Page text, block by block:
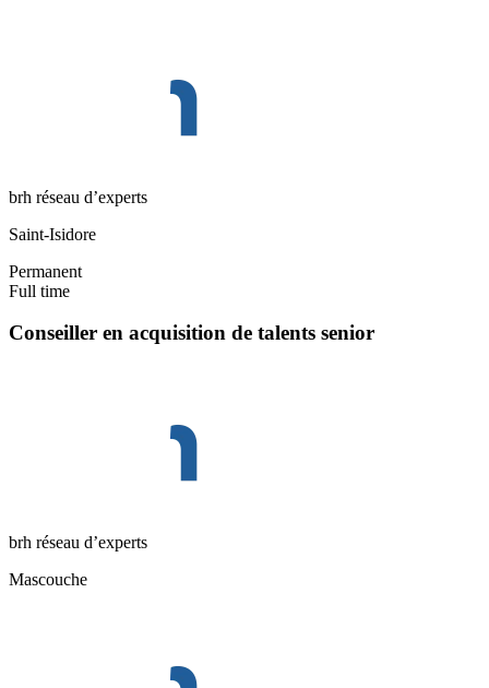
brh réseau d’experts
Saint-Isidore
Permanent
Full time
Conseiller en acquisition de talents senior
brh réseau d’experts
Mascouche